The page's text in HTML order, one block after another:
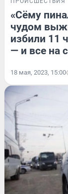
«Сёму
чудом
избили 11
— и все на
18 мая, 2023, 15:00